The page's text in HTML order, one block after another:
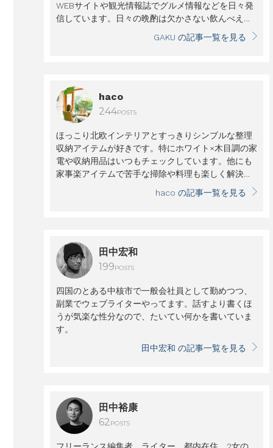
WEBサイトや観光情報誌でグルメ情報などを日々発
信しています。日々の晩酌は欠かさない飲んべえ。
美味しいおつまみは必須です！／＠GakuKael
GAKU の記事一覧を見る
haco
244POSTS
ほっこり北欧インテリアとすっきりシンプルな整理
収納アイテムが好きです。特にホワイト×木目調の家
電や収納用品はいつもチェックしています。他にも
家事楽アイテムで苦手な掃除や料理も楽しく解決。
自分時間に役立つお出かけアイテムにもアンテナを
haco の記事一覧を見る
田中宏和
199POSTS
四国のとある中核市で一般会社員として勤めつつ、
副業でウェブライターやってます。話すより書くほ
うが気楽な性分なので、たいてい何かを書いていま
す。
田中宏和 の記事一覧を見る
田中裕康
62POSTS